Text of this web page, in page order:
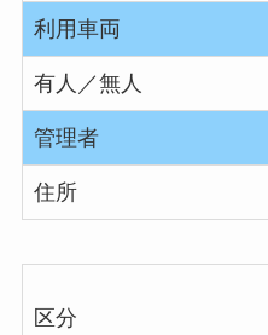
利用車両
有人／無人
管理者
住所
区分